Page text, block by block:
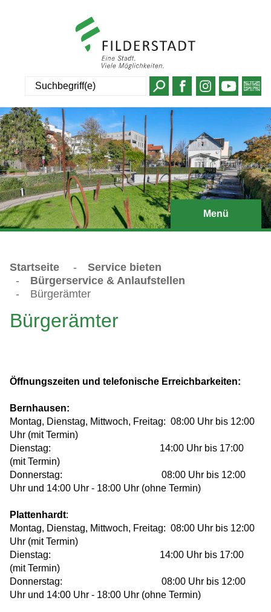
Menü
Startseite -
Service bieten
-
Bürgerservice & Anlaufstellen
-
Bürgerämter
Bürgerämter
Öffnungszeiten und telefonische Erreichbarkeiten:
Bernhausen:
Montag, Dienstag, Mittwoch, Freitag: 08:00 Uhr bis 12:00
Uhr (mit Termin)
Dienstag: 14:00 Uhr bis 17:00
(mit Termin)
Donnerstag: 08:00 Uhr bis 12:00
Uhr und 14:00 Uhr - 18:00 Uhr (ohne Termin)
Plattenhardt:
Montag, Dienstag, Mittwoch, Freitag: 08:00 Uhr bis 12:00
Uhr (mit Termin)
Dienstag: 14:00 Uhr bis 17:00
(mit Termin)
Donnerstag: 08:00 Uhr bis 12:00
Uhr und 14:00 Uhr - 18:00 Uhr (ohne Termin)